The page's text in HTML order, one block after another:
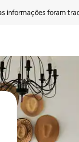
informações foram